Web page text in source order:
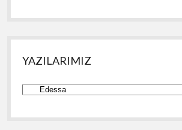
YAZILARIMIZ
YAZILARIMIZ